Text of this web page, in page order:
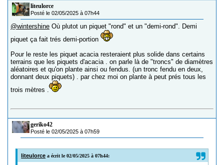
liteulorce
Posté le 02/05/2025 à 07h44
@wintershine Où plutot un piquet "rond" et un "demi-rond". Demi
piquet ça fait trés demi-portion
Pour le reste les piquet acacia resteraient plus solide dans certains
terrains que les piquets d'acacia . on parle là de "troncs" de diamètres
aléatoires et qu'on plante ainsi ou fendus. (un tronc fendu en deux,
donnant deux piquets) . par chez moi on plante à peut prés tous les
trois mètres .
geriko42
Posté le 02/05/2025 à 07h59
liteulorce a écrit le 02/05/2025 à 07h44: